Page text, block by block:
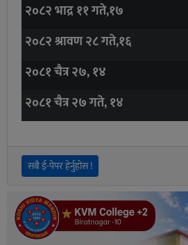
२०८२ भाद्र ११ गते,१७
२०८२ श्रावण २८ गते,१६
२०८१ चैत्र २७, १४
२०८१ चैत्र २७ गते, १४
सबै ई-पेपर हेर्नुहोस !